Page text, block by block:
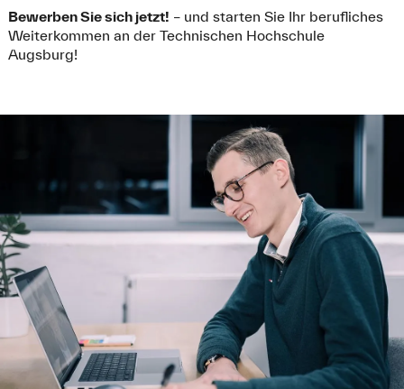
Bewerben Sie sich jetzt! – und starten Sie Ihr berufliches
Weiterkommen an der Technischen Hochschule
Augsburg!